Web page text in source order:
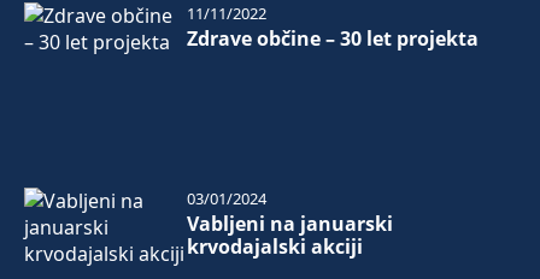
Zdrave občine – 30 let projekta
11/11/2022
Vabljeni na januarski
krvodajalski akciji
03/01/2024